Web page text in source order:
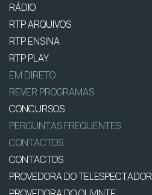
RÁDIO
RTP ARQUIVOS
RTP ENSINA
RTP PLAY
EM DIRETO
REVER PROGRAMAS
CONCURSOS
PERGUNTAS FREQUENTES
CONTACTOS
CONTACTOS
PROVEDORA DO TELESPECTADOR